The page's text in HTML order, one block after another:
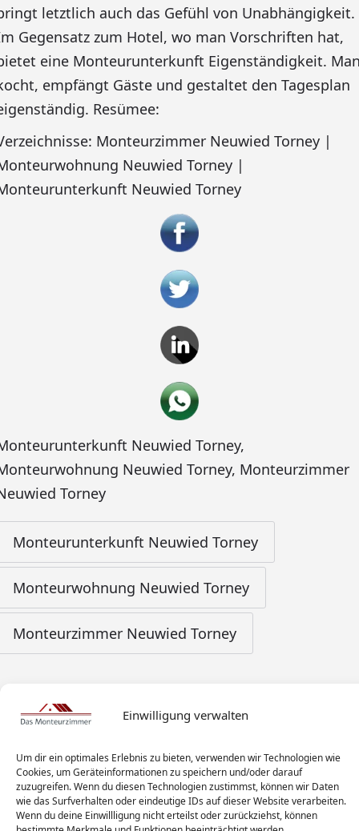
Einwilligung verwalten
Um dir ein optimales Erlebnis zu bieten, verwenden wir Technologien wie
Cookies, um Geräteinformationen zu speichern und/oder darauf
zuzugreifen. Wenn du diesen Technologien zustimmst, können wir Daten
wie das Surfverhalten oder eindeutige IDs auf dieser Website verarbeiten.
Wenn du deine Einwillligung nicht erteilst oder zurückziehst, können
letztlich auch das Gefühl von Unabhängigkeit.
Gegensatz zum Hotel, wo man Vorschriften hat,
eine Monteurunterkunft Eigenständigkeit.
empfängt Gäste und gestaltet den Tagesplan
Resümee:
Monteurzimmer Neuwied Torney |
Neuwied Torney |
Neuwied Torney
Neuwied Torney,
Neuwied Torney, Monteurzimmer
Torney
Monteurunterkunft Neuwied Torney
Monteurwohnung Neuwied Torney
Monteurzimmer Neuwied Torney